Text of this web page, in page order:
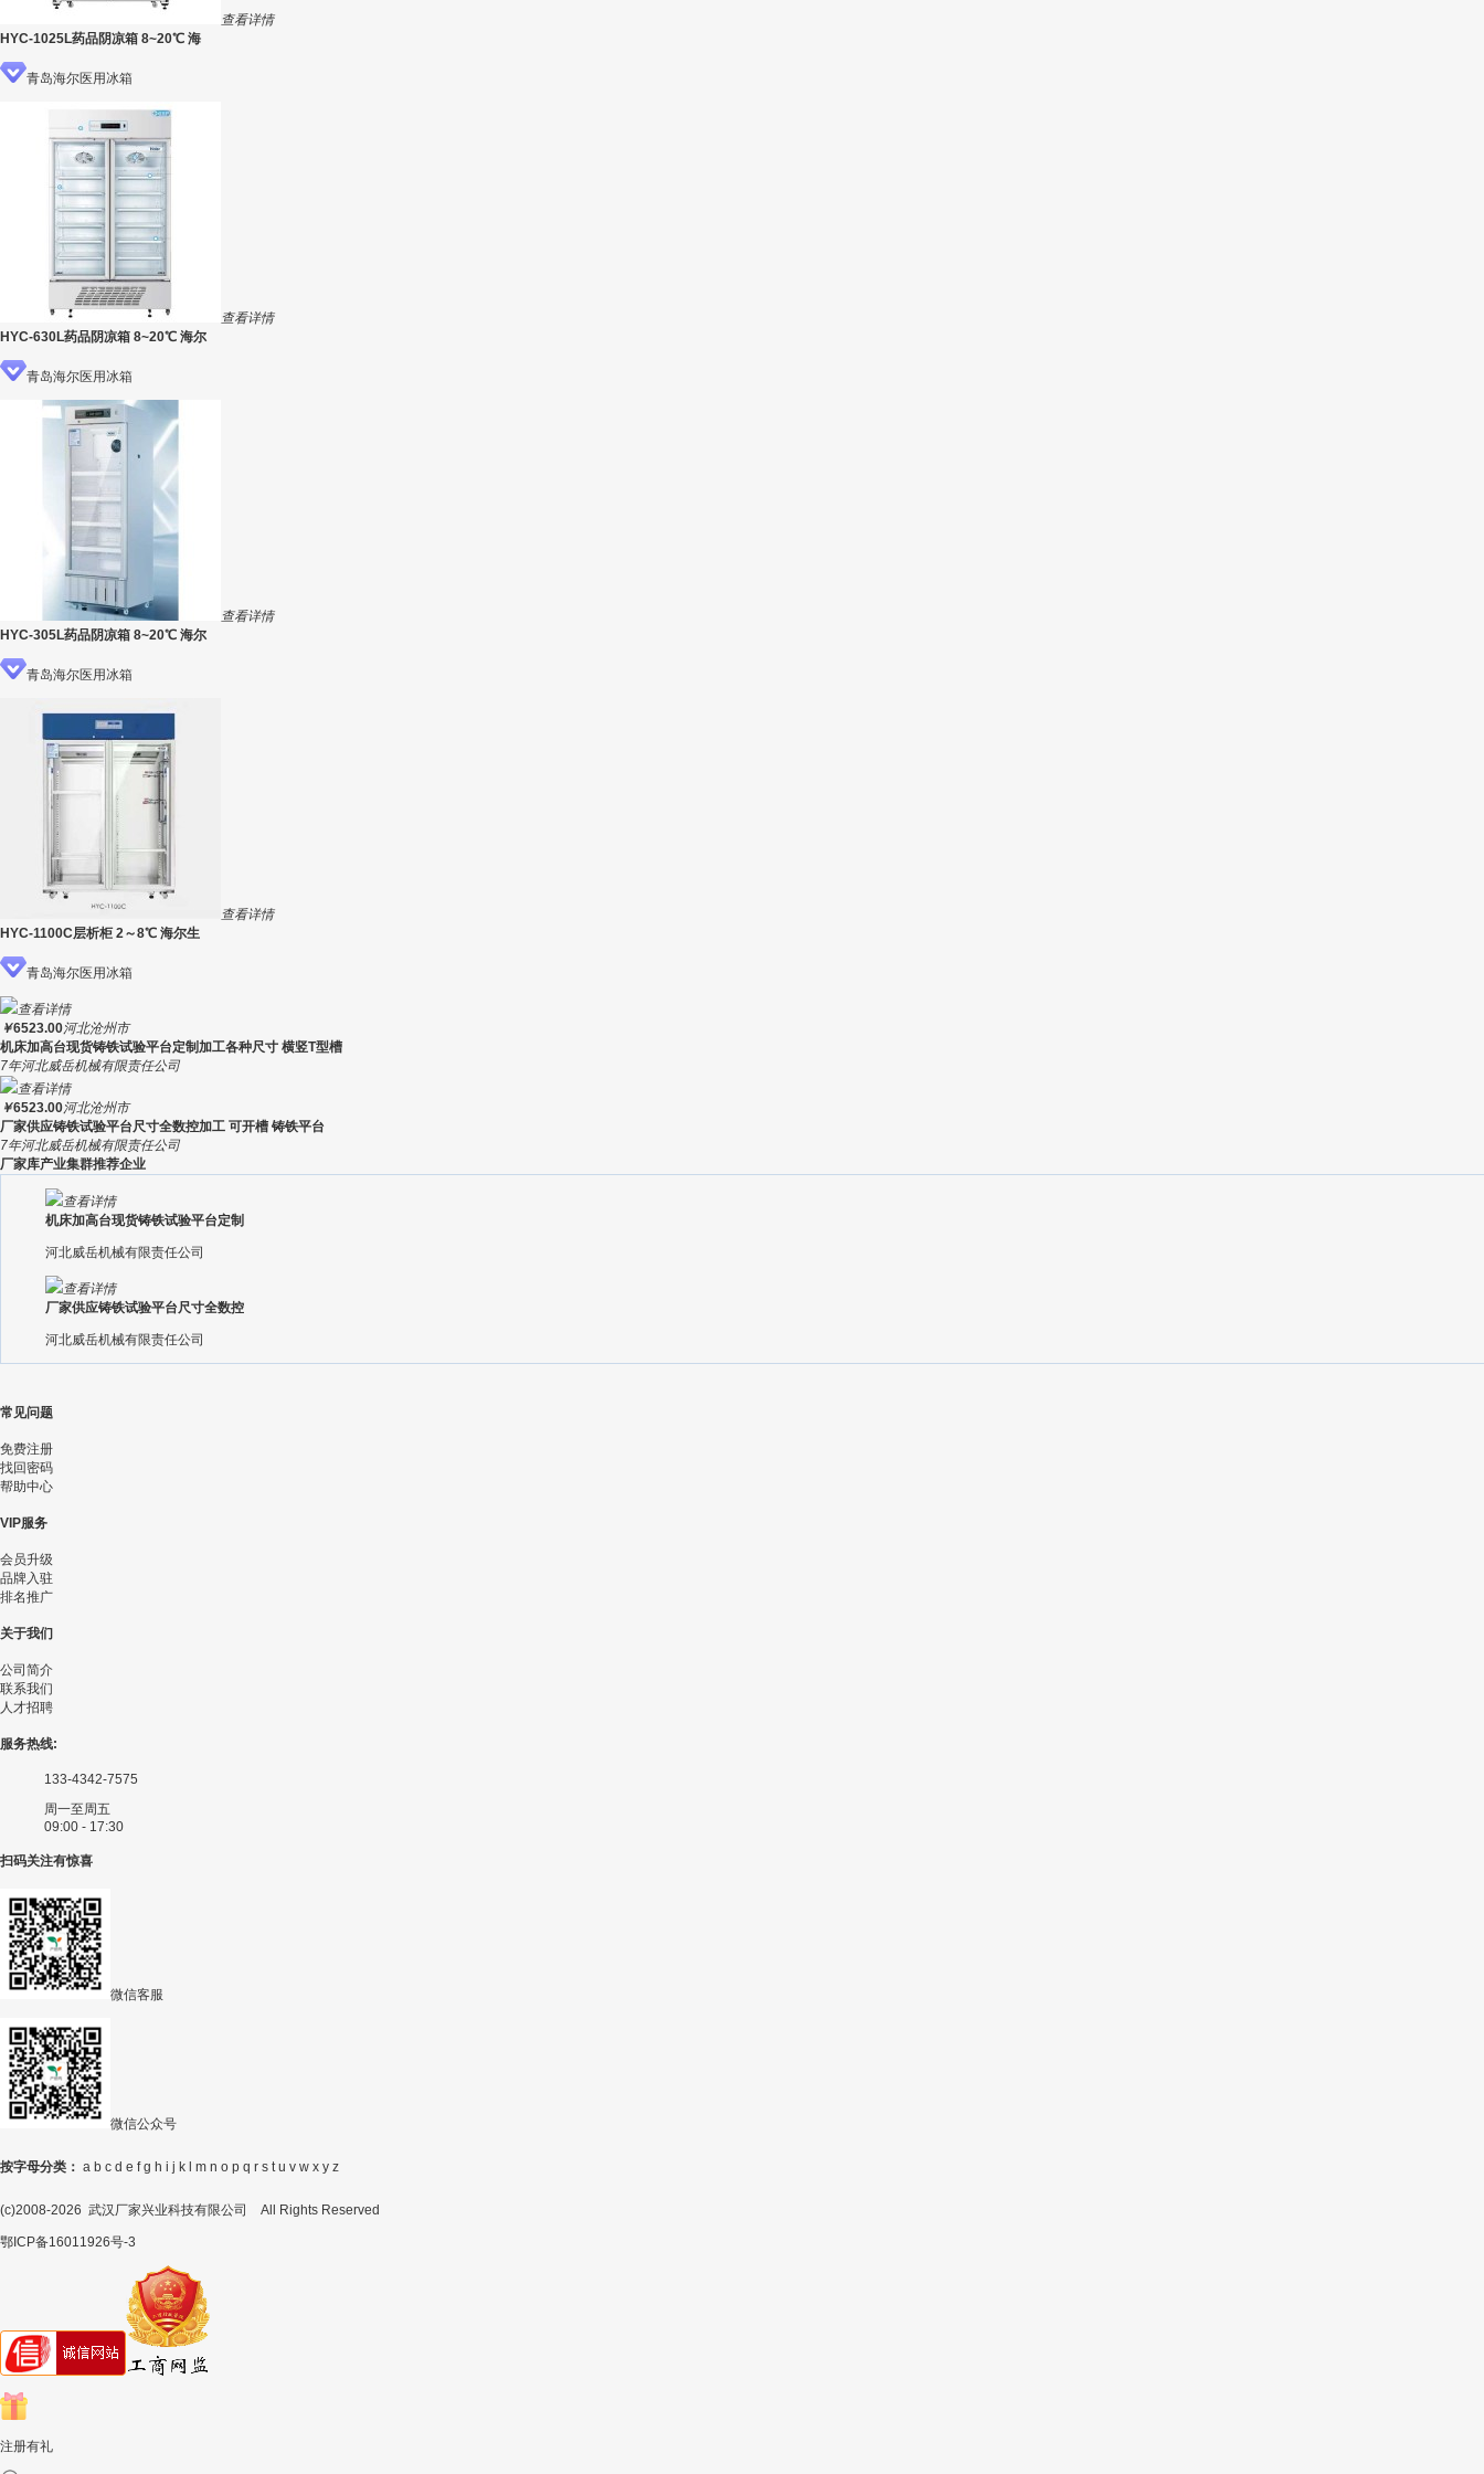
查看详情
HYC-1025L药品阴凉箱 8~20℃ 海
青岛海尔医用冰箱
查看详情
HYC-630L药品阴凉箱 8~20℃ 海尔
青岛海尔医用冰箱
查看详情
HYC-305L药品阴凉箱 8~20℃ 海尔
青岛海尔医用冰箱
查看详情
HYC-1100C层析柜 2～8℃ 海尔生
青岛海尔医用冰箱
查看详情
￥6523.00河北沧州市
机床加高台现货铸铁试验平台定制加工各种尺寸 横竖T型槽
7年河北威岳机械有限责任公司
查看详情
￥6523.00河北沧州市
厂家供应铸铁试验平台尺寸全数控加工 可开槽 铸铁平台
7年河北威岳机械有限责任公司
厂家库产业集群推荐企业
查看详情
机床加高台现货铸铁试验平台定制
河北威岳机械有限责任公司
查看详情
厂家供应铸铁试验平台尺寸全数控
河北威岳机械有限责任公司
常见问题
免费注册
找回密码
帮助中心
VIP服务
会员升级
品牌入驻
排名推广
关于我们
公司简介
联系我们
人才招聘
服务热线:
133-4342-7575
周一至周五
09:00 - 17:30
扫码关注有惊喜
微信客服
微信公众号
按字母分类： a b c d e f g h i j k l m n o p q r s t u v w x y z
(c)2008-2026 武汉厂家兴业科技有限公司 All Rights Reserved
鄂ICP备16011926号-3
注册有礼